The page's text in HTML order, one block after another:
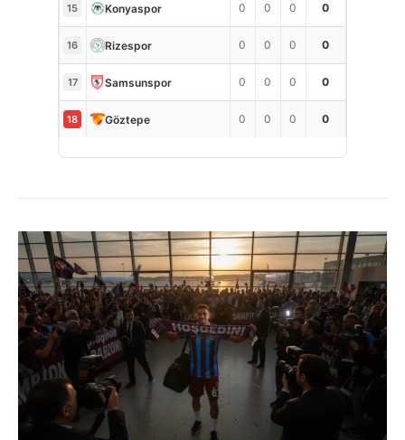
15 Konyaspor 0 0 0 0
16 Rizespor 0 0 0 0
17 Samsunspor 0 0 0 0
18 Göztepe 0 0 0 0